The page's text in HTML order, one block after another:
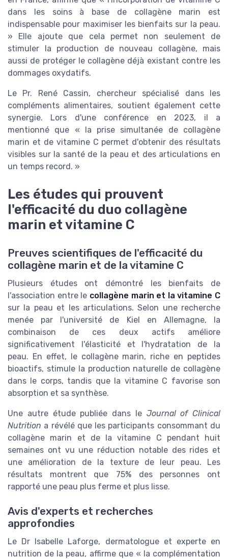
dans les soins à base de collagène marin est
indispensable pour maximiser les bienfaits sur la peau.
» Elle ajoute que cela permet non seulement de
stimuler la production de nouveau collagène, mais
aussi de protéger le collagène déjà existant contre les
dommages oxydatifs.
Le Pr. René Cassin, chercheur spécialisé dans les
compléments alimentaires, soutient également cette
synergie. Lors d'une conférence en 2023, il a
mentionné que « la prise simultanée de collagène
marin et de vitamine C permet d'obtenir des résultats
visibles sur la santé de la peau et des articulations en
un temps record. »
Les études qui prouvent
l'efficacité du duo collagène
marin et vitamine C
Preuves scientifiques de l'efficacité du
collagène marin et de la vitamine C
Plusieurs études ont démontré les bienfaits de
l'association entre le collagène marin et la vitamine C
sur la peau et les articulations. Selon une recherche
menée par l'université de Kiel en Allemagne, la
combinaison de ces deux actifs améliore
significativement l'élasticité et l'hydratation de la
peau. En effet, le collagène marin, riche en peptides
bioactifs, stimule la production naturelle de collagène
dans le corps, tandis que la vitamine C favorise son
absorption et sa synthèse.
Une autre étude publiée dans le Journal of Clinical
Nutrition a révélé que les participants consommant du
collagène marin et de la vitamine C pendant huit
semaines ont vu une réduction notable des rides et
une amélioration de la texture de leur peau. Les
résultats montrent que 75% des personnes ont
rapporté une peau plus ferme et plus lisse.
Avis d'experts et recherches
approfondies
Le Dr Isabelle Laforge, dermatologue et experte en
nutrition de la peau, affirme que « la complémentation